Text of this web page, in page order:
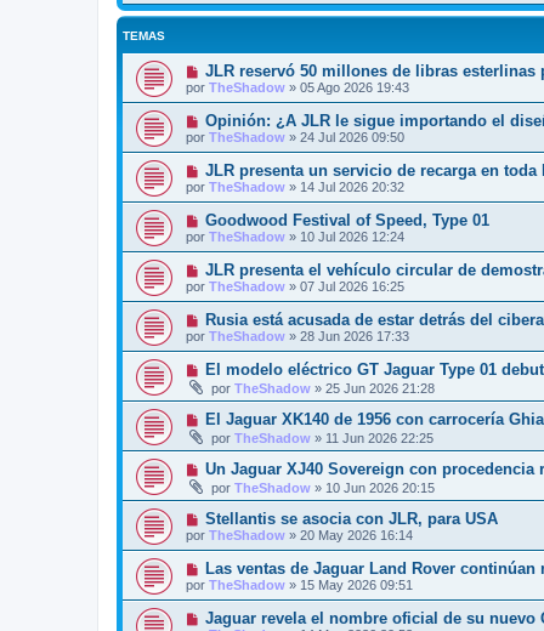
TEMAS
JLR reservó 50 millones de libras
por TheShadow » 05 Ago 2026 19:43
Opinión: ¿A JLR le sigue importando el
por TheShadow » 24 Jul 2026 09:50
JLR presenta un servicio de recarga en toda
por TheShadow » 14 Jul 2026 20:32
Goodwood Festival of Speed, Type 01
por TheShadow » 10 Jul 2026 12:24
JLR presenta el vehículo circular de
por TheShadow » 07 Jul 2026 16:25
Rusia está acusada de estar detrás del
por TheShadow » 28 Jun 2026 17:33
El modelo eléctrico GT Jaguar Type 01
por TheShadow » 25 Jun 2026 21:28
El Jaguar XK140 de 1956 con carrocería
por TheShadow » 11 Jun 2026 22:25
Un Jaguar XJ40 Sovereign con procedencia
por TheShadow » 10 Jun 2026 20:15
Stellantis se asocia con JLR, para USA
por TheShadow » 20 May 2026 16:14
Las ventas de Jaguar Land Rover continúan
por TheShadow » 15 May 2026 09:51
Jaguar revela el nombre oficial de su nuevo